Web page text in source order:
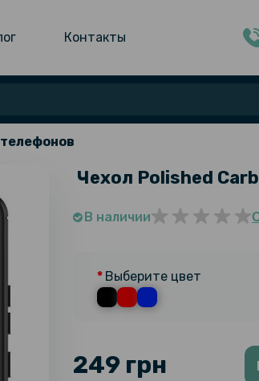
Контакты
Чехол Polished
В наличии
Выберите цвет
249 грн